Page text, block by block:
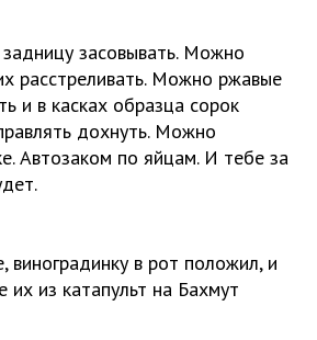
засовывать. Можно
расстреливать. Можно ржавые
и в касках образца сорок
дохнуть. Можно
Автозаком по яйцам. И тебе за
виноградинку в рот положил, и
их из катапульт на Бахмут